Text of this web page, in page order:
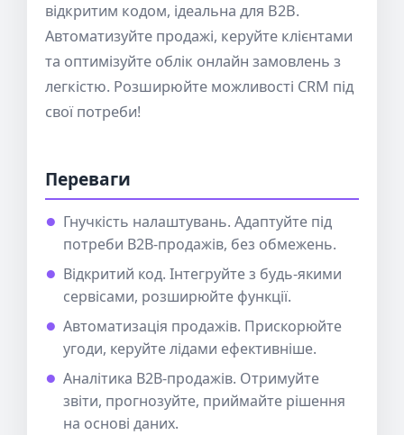
відкритим кодом, ідеальна для B2B.
Автоматизуйте продажі, керуйте клієнтами
та оптимізуйте облік онлайн замовлень з
легкістю. Розширюйте можливості CRM під
свої потреби!
Переваги
Гнучкість налаштувань. Адаптуйте під
потреби B2B-продажів, без обмежень.
Відкритий код. Інтегруйте з будь-якими
сервісами, розширюйте функції.
Автоматизація продажів. Прискорюйте
угоди, керуйте лідами ефективніше.
Аналітика B2B-продажів. Отримуйте
звіти, прогнозуйте, приймайте рішення
на основі даних.